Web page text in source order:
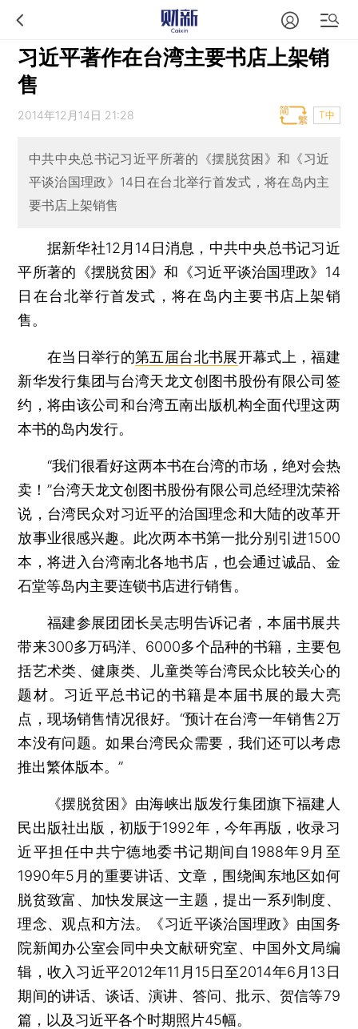
习近平著作在台湾主要书店上架销
售
2014年12月14日 21:28 T中
中共中央总书记习近平所著的《摆脱贫困》和《习近
平谈治国理政》14日在台北举行首发式，将在岛内主
要书店上架销售
据新华社12月14日消息，中共中央总书记习近
平所著的《摆脱贫困》和《习近平谈治国理政》14
日在台北举行首发式，将在岛内主要书店上架销
售。
在当日举行的第五届台北书展开幕式上，福建
新华发行集团与台湾天龙文创图书股份有限公司签
约，将由该公司和台湾五南出版机构全面代理这两
本书的岛内发行。
“我们很看好这两本书在台湾的市场，绝对会热
卖！”台湾天龙文创图书股份有限公司总经理沈荣裕
说，台湾民众对习近平的治国理念和大陆的改革开
放事业很感兴趣。此次两本书第一批分别引进1500
本，将进入台湾南北各地书店，也会通过诚品、金
石堂等岛内主要连锁书店进行销售。
福建参展团团长吴志明告诉记者，本届书展共
带来300多万码洋、6000多个品种的书籍，主要包
括艺术类、健康类、儿童类等台湾民众比较关心的
题材。习近平总书记的书籍是本届书展的最大亮
点，现场销售情况很好。“预计在台湾一年销售2万
本没有问题。如果台湾民众需要，我们还可以考虑
推出繁体版本。”
《摆脱贫困》由海峡出版发行集团旗下福建人
民出版社出版，初版于1992年，今年再版，收录习
近平担任中共宁德地委书记期间自1988年9月至
1990年5月的重要讲话、文章，围绕闽东地区如何
脱贫致富、加快发展这一主题，提出一系列制度、
理念、观点和方法。《习近平谈治国理政》由国务
院新闻办公室会同中央文献研究室、中国外文局编
辑，收入习近平2012年11月15日至2014年6月13日
期间的讲话、谈话、演讲、答问、批示、贺信等79
篇，以及习近平各个时期照片45幅。